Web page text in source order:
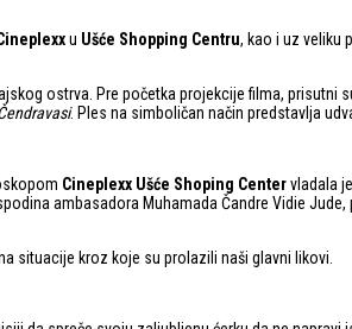
u Ušće Shopping Centru, kao i uz veliku
ostrva. Pre početka projekcije filma, prisutni
. Ples na simboličan način predstavlja
Cineplexx Ušće Shoping Centervladala
ambasadora Muhamada Čandre Vidie
situacije kroz koje su prolazili naši glavni likovi.